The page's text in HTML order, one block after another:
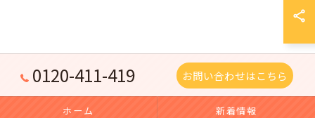
0120-411-419 お問い合わせはこちら
ホーム 新着情報